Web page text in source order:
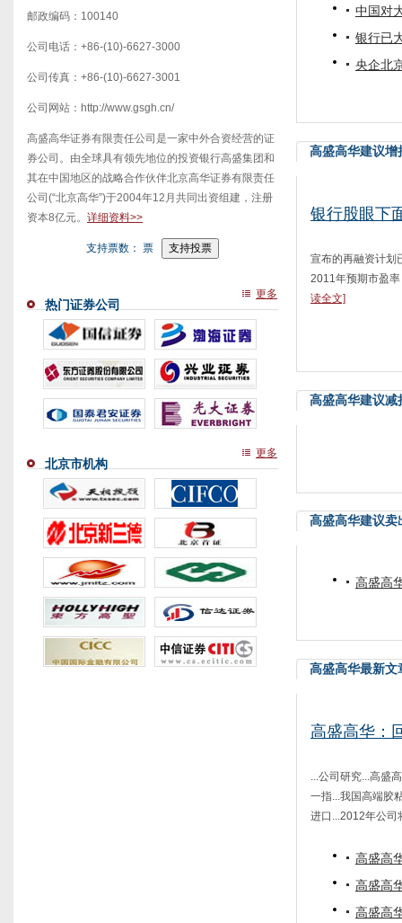
邮政编码：100140
公司电话：+86-(10)-6627-3000
公司传真：+86-(10)-6627-3001
公司网站：http://www.gsgh.cn/
高盛高华证券有限责任公司是一家中外合资经营的证
券公司。由全球具有领先地位的投资银行高盛集团和
其在中国地区的战略合作伙伴北京高华证券有限责任
公司(“北京高华”)于2004年12月共同出资组建，注册
资本8亿元。 详细资料>>
支持票数： 票
热门证券公司
更多
北京市机构
更多
中国对
银行已
央企北
高盛高华建议增
银行股眼下
宣布的再融资计划
2011年预期市盈
读全文]
高盛高华建议减
高盛高华建议卖
高盛高
高盛高华最新文
高盛高华：
...公司研究...高盛
一指...我国高端胶
进口...2012年公司
高盛高
高盛高
高盛高